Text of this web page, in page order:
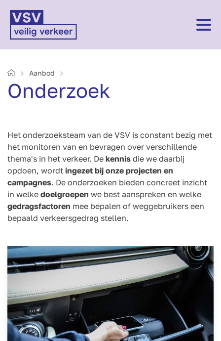
HomeAanbod
Onderzoek
Het onderzoeksteam van de VSV is constant bezig met
het monitoren van en bevragen over verschillende
thema's in het verkeer. De kennis die we daarbij
opdoen, wordt ingezet bij onze projecten en
campagnes. De onderzoeken bieden concreet inzicht
in welke doelgroepen we best aanspreken en welke
gedragsfactoren mee bepalen of weggebruikers een
bepaald verkeersgedrag stellen.